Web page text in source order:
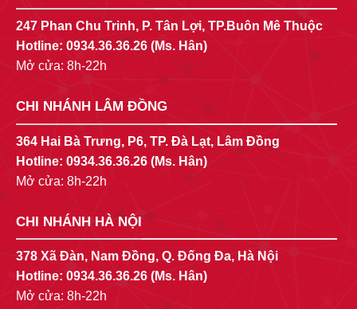
247 Phan Chu Trinh, P. Tân Lợi, TP.Buôn Mê Thuộc
Hotline: 0934.36.36.26 (Ms. Hân)
Mở cửa: 8h-22h
CHI NHÁNH LÂM ĐỒNG
364 Hai Bà Trưng, P6, TP. Đà Lạt, Lâm Đồng
Hotline: 0934.36.36.26 (Ms. Hân)
Mở cửa: 8h-22h
CHI NHÁNH HÀ NỘI
378 Xã Đàn, Nam Đồng, Q. Đống Đa, Hà Nội
Hotline: 0934.36.36.26 (Ms. Hân)
Mở cửa: 8h-22h